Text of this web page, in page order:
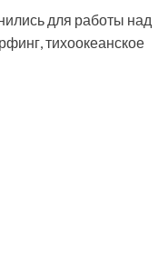
для работы над
тихоокеанское